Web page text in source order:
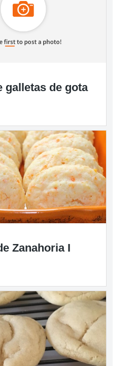
galletas de gota
Zanahoria I